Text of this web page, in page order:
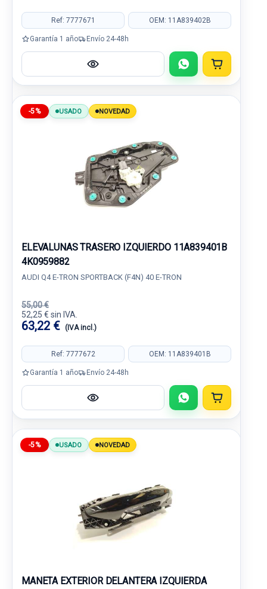
Ref: 7777671 OEM: 11A839402B
Garantía 1 año Envío 24-48h
-5% USADO NOVEDAD
ELEVALUNAS TRASERO IZQUIERDO 11A839401B
4K0959882
AUDI Q4 E-TRON SPORTBACK (F4N) 40 E-TRON
55,00 €
52,25 € sin IVA.
63,22 € (IVA incl.)
Ref: 7777672 OEM: 11A839401B
Garantía 1 año Envío 24-48h
-5% USADO NOVEDAD
MANETA EXTERIOR DELANTERA IZQUIERDA